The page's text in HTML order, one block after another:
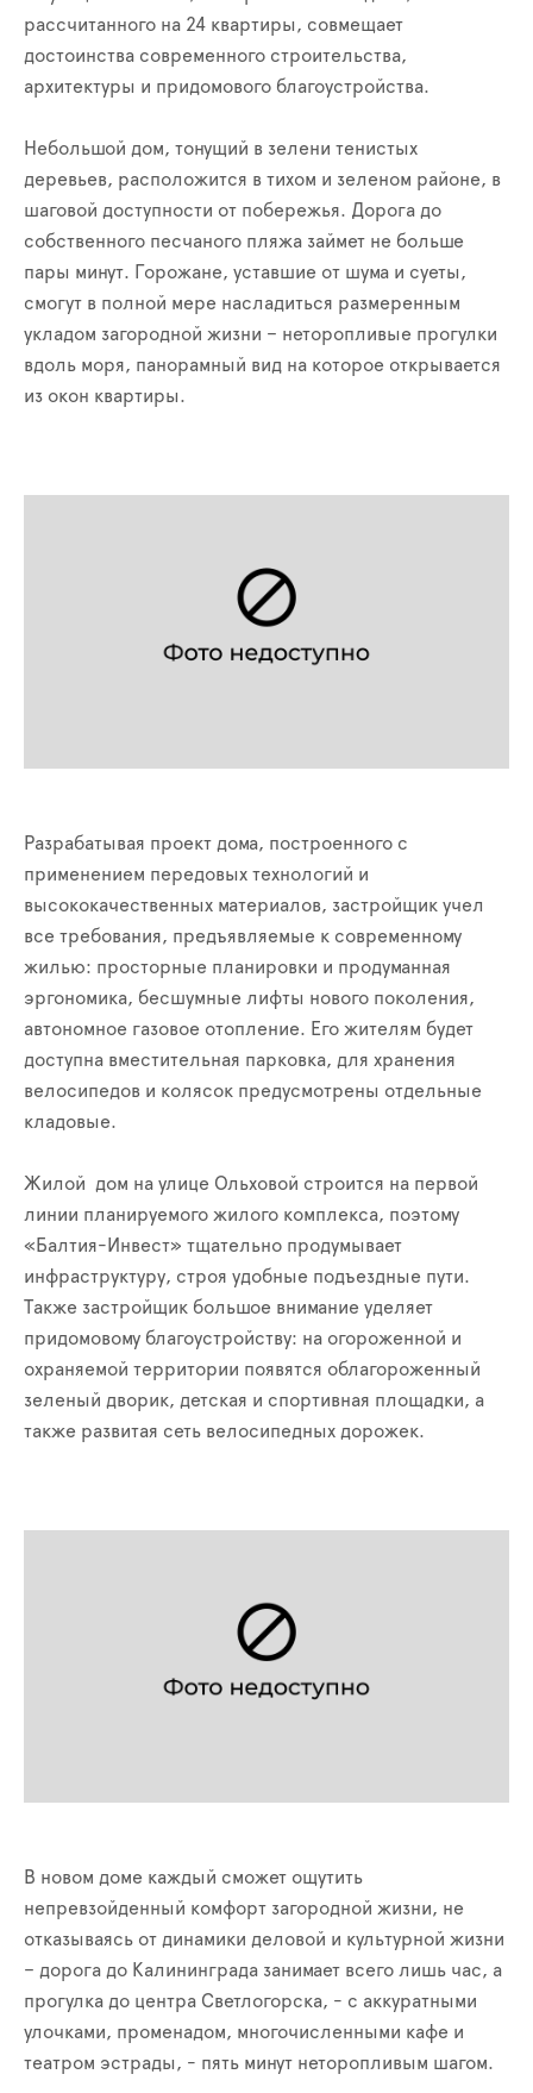
рассчитанного на 24 квартиры, совмещает
достоинства современного строительства,
архитектуры и придомового благоустройства.
Небольшой дом, тонущий в зелени тенистых
деревьев, расположится в тихом и зеленом районе, в
шаговой доступности от побережья. Дорога до
собственного песчаного пляжа займет не больше
пары минут. Горожане, уставшие от шума и суеты,
смогут в полной мере насладиться размеренным
укладом загородной жизни – неторопливые прогулки
вдоль моря, панорамный вид на которое открывается
из окон квартиры.
Разрабатывая проект дома, построенного с
применением передовых технологий и
высококачественных материалов, застройщик учел
все требования, предъявляемые к современному
жилью: просторные планировки и продуманная
эргономика, бесшумные лифты нового поколения,
автономное газовое отопление. Его жителям будет
доступна вместительная парковка, для хранения
велосипедов и колясок предусмотрены отдельные
кладовые.
Жилой дом на улице Ольховой строится на первой
линии планируемого жилого комплекса, поэтому
«Балтия-Инвест» тщательно продумывает
инфраструктуру, строя удобные подъездные пути.
Также застройщик большое внимание уделяет
придомовому благоустройству: на огороженной и
охраняемой территории появятся облагороженный
зеленый дворик, детская и спортивная площадки, а
также развитая сеть велосипедных дорожек.
В новом доме каждый сможет ощутить
непревзойденный комфорт загородной жизни, не
отказываясь от динамики деловой и культурной жизни
– дорога до Калининграда занимает всего лишь час, а
прогулка до центра Светлогорска, - с аккуратными
улочками, променадом, многочисленными кафе и
театром эстрады, - пять минут неторопливым шагом.